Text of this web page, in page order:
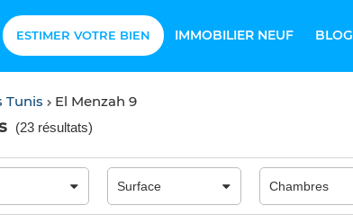
ESTIMER VOTRE BIEN IMMOBILIER NEUF BLOG
Tunis El Menzah 9
(23 résultats)